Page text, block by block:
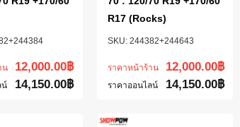
น 12,000.00฿
น์ 14,150.00฿
244382+244643
R17 (Rocks)
ราคาหน้าร้าน 12,000.00฿
ราคาออนไลน์ 14,150.00฿